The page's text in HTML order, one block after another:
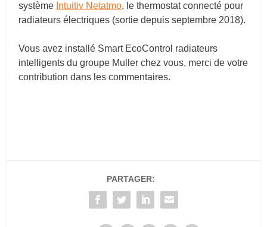
système Intuitiv Netatmo, le thermostat connecté pour
radiateurs électriques (sortie depuis septembre 2018).
Vous avez installé Smart EcoControl radiateurs
intelligents du groupe Muller chez vous, merci de votre
contribution dans les commentaires.
PARTAGER: